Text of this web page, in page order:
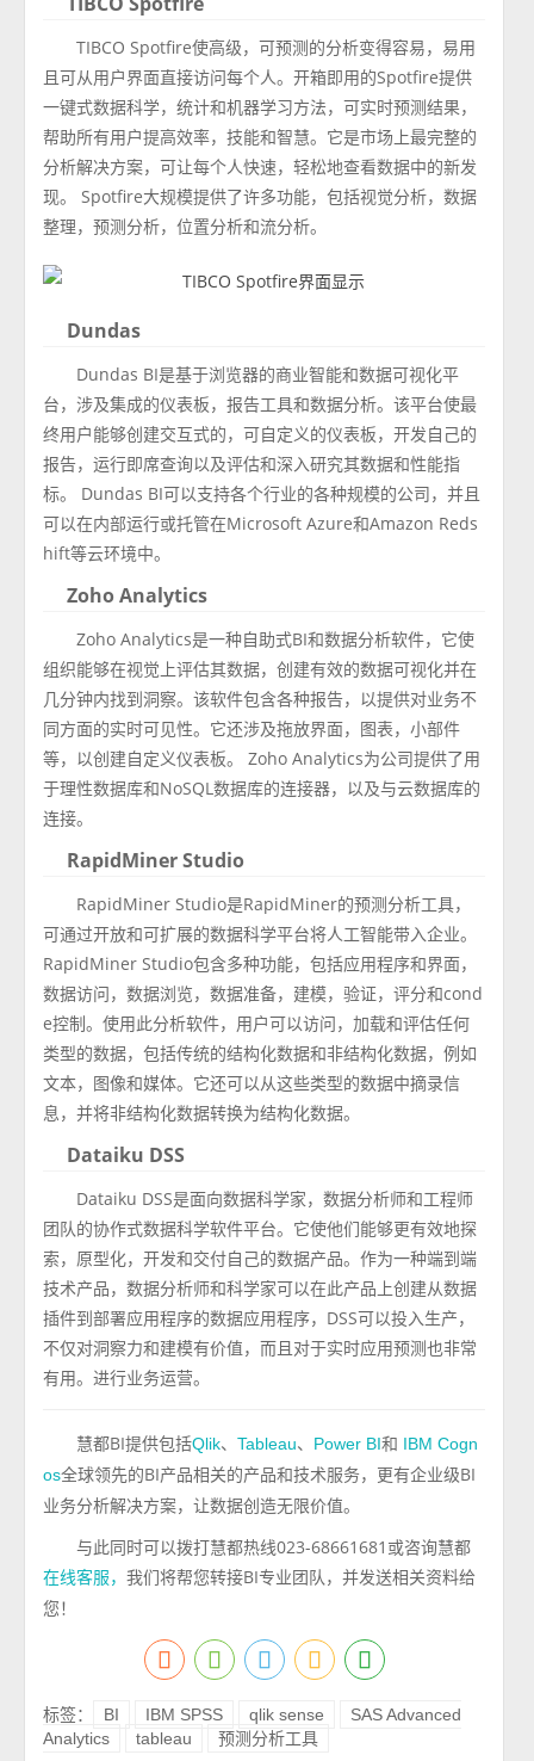
TIBCO Spotfire使高级，可预测的分析变得容易，易用
且可从用户界面直接访问每个人。开箱即用的Spotfire提供
一键式数据科学，统计和机器学习方法，可实时预测结果，
帮助所有用户提高效率，技能和智慧。它是市场上最完整的
分析解决方案，可让每个人快速，轻松地查看数据中的新发
现。 Spotfire大规模提供了许多功能，包括视觉分析，数据
整理，预测分析，位置分析和流分析。
Dundas
Dundas BI是基于浏览器的商业智能和数据可视化平
台，涉及集成的仪表板，报告工具和数据分析。该平台使最
终用户能够创建交互式的，可自定义的仪表板，开发自己的
报告，运行即席查询以及评估和深入研究其数据和性能指
标。 Dundas BI可以支持各个行业的各种规模的公司，并且
可以在内部运行或托管在Microsoft Azure和Amazon Reds
hift等云环境中。
Zoho Analytics
Zoho Analytics是一种自助式BI和数据分析软件，它使
组织能够在视觉上评估其数据，创建有效的数据可视化并在
几分钟内找到洞察。该软件包含各种报告，以提供对业务不
同方面的实时可见性。它还涉及拖放界面，图表，小部件
等，以创建自定义仪表板。 Zoho Analytics为公司提供了用
于理性数据库和NoSQL数据库的连接器，以及与云数据库的
连接。
RapidMiner Studio
RapidMiner Studio是RapidMiner的预测分析工具，
可通过开放和可扩展的数据科学平台将人工智能带入企业。
RapidMiner Studio包含多种功能，包括应用程序和界面，
数据访问，数据浏览，数据准备，建模，验证，评分和cond
e控制。使用此分析软件，用户可以访问，加载和评估任何
类型的数据，包括传统的结构化数据和非结构化数据，例如
文本，图像和媒体。它还可以从这些类型的数据中摘录信
息，并将非结构化数据转换为结构化数据。
Dataiku DSS
Dataiku DSS是面向数据科学家，数据分析师和工程师
团队的协作式数据科学软件平台。它使他们能够更有效地探
索，原型化，开发和交付自己的数据产品。作为一种端到端
技术产品，数据分析师和科学家可以在此产品上创建从数据
插件到部署应用程序的数据应用程序，DSS可以投入生产，
不仅对洞察力和建模有价值，而且对于实时应用预测也非常
有用。进行业务运营。
慧都BI提供包括Qlik、Tableau、 Power BI和 IBM Cogn
os全球领先的BI产品相关的产品和技术服务，更有企业级BI
业务分析解决方案，让数据创造无限价值。
与此同时可以拨打慧都热线023-68661681或咨询慧都
在线客服，我们将帮您转接BI专业团队，并发送相关资料给
您！
标签： BI IBM SPSS qlik sense
SAS Advanced
Analytics
tableau 预测分析工具